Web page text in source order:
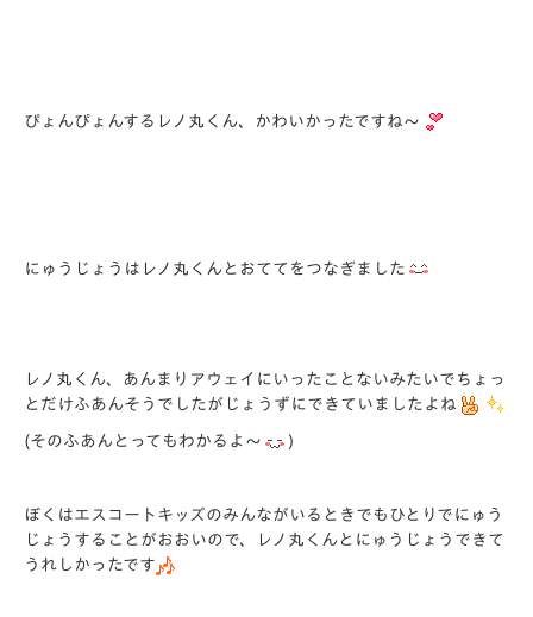
ぴょんぴょんするレノ丸くん、かわいかったですね～
にゅうじょうはレノ丸くんとおててをつなぎました
レノ丸くん、あんまりアウェイにいったことないみたいでちょっ
とだけふあんそうでしたがじょうずにできていましたよね
(そのふあんとってもわかるよ～ )
ぼくはエスコートキッズのみんながいるときでもひとりでにゅう
じょうすることがおおいので、レノ丸くんとにゅうじょうできて
うれしかったです